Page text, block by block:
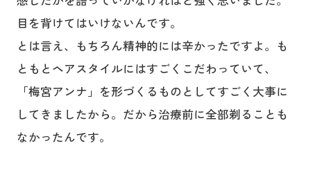
目を背けてはいけないんです。
とは言え、もちろん精神的には辛かったですよ。も
ともとヘアスタイルにはすごくこだわっていて、
「梅宮アンナ」を形づくるものとしてすごく大事に
してきましたから。だから治療前に全部剃ることも
なかったんです。